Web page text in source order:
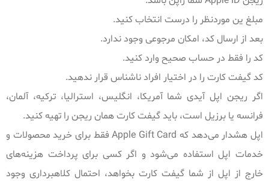
مبلغ ین موردنظر را درست انتخاب کنید.
بعد از ارسال کد، امکان مرجوعی وجود ندارد.
کد را فقط در حساب صحیح وارد کنید.
کد گیفت کارت را در اختیار افراد ناشناس قرار ندهید.
اگر ریجن اپل آیدی شما آمریکا، انگلیس، استرالیا، ترکیه، آلمان،
فرانسه یا برزیل است، باید گیفت کارت همان ریجن را تهیه کنید.
اپل هشدار می‌دهد که Apple Gift Card فقط برای خرید محصولات و
خدمات اپل استفاده می‌شود و اگر کسی برای پرداخت هزینه‌های
خارج از اپل از شما گیفت کارت بخواهد، احتمال کلاهبرداری وجود